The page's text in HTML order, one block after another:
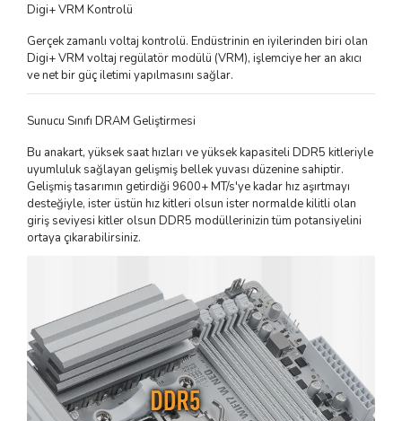
Digi+ VRM Kontrolü
Gerçek zamanlı voltaj kontrolü. Endüstrinin en iyilerinden biri olan
Digi+ VRM voltaj regülatör modülü (VRM), işlemciye her an akıcı
ve net bir güç iletimi yapılmasını sağlar.
Sunucu Sınıfı DRAM Geliştirmesi
Bu anakart, yüksek saat hızları ve yüksek kapasiteli DDR5 kitleriyle
uyumluluk sağlayan gelişmiş bellek yuvası düzenine sahiptir.
Gelişmiş tasarımın getirdiği 9600+ MT/s'ye kadar hız aşırtmayı
desteğiyle, ister üstün hız kitleri olsun ister normalde kilitli olan
giriş seviyesi kitler olsun DDR5 modüllerinizin tüm potansiyelini
ortaya çıkarabilirsiniz.